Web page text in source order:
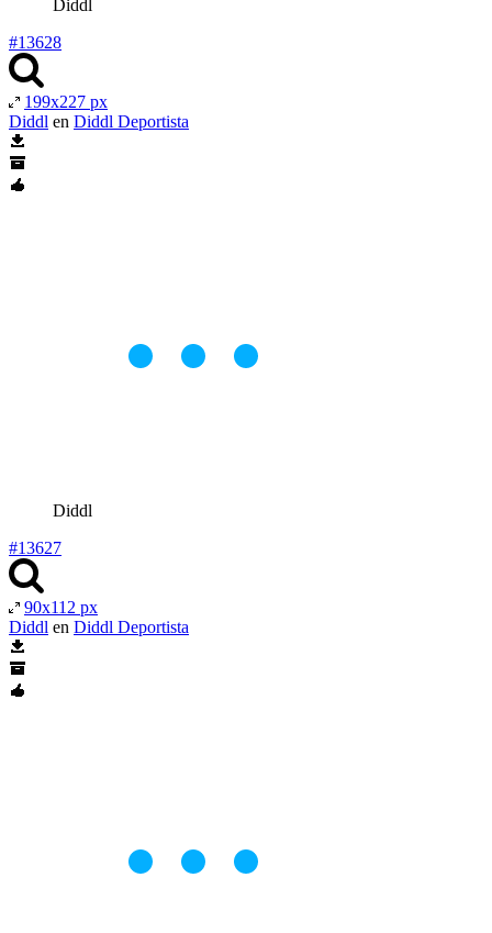
Diddl
#13628
199x227 px
Diddl en Diddl Deportista
Diddl
#13627
90x112 px
Diddl en Diddl Deportista